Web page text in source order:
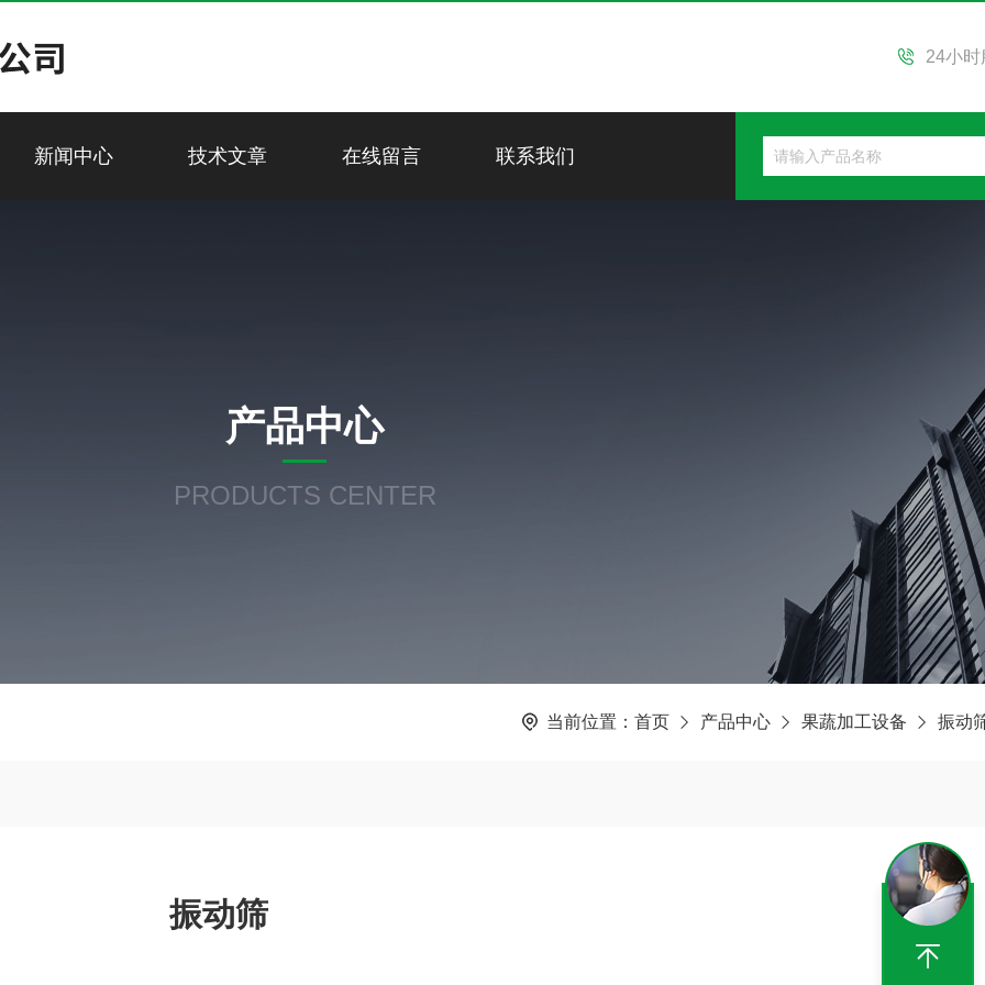
24小
新闻中心 技术文章 在线留言 联系我们
产品中心
PRODUCTS CENTER
当前位置： 首页 产品中心 果蔬加工设备 振动
振动筛